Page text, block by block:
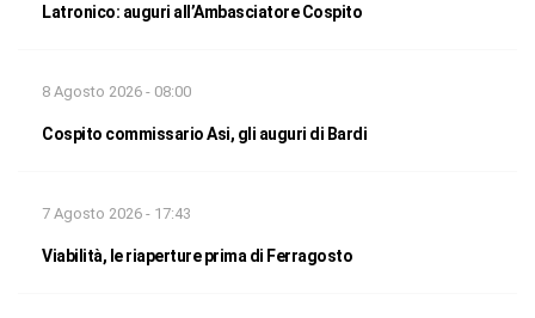
Latronico: auguri all’Ambasciatore Cospito
8 Agosto 2026 - 08:00
Cospito commissario Asi, gli auguri di Bardi
7 Agosto 2026 - 17:43
Viabilità, le riaperture prima di Ferragosto